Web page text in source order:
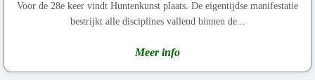
Voor de 28e keer vindt Huntenkunst plaats. De eigentijdse manifestatie
bestrijkt alle disciplines vallend binnen de...
Meer info